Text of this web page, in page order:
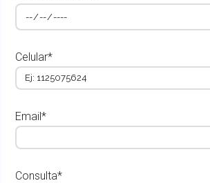
Celular*
Email*
Consulta*